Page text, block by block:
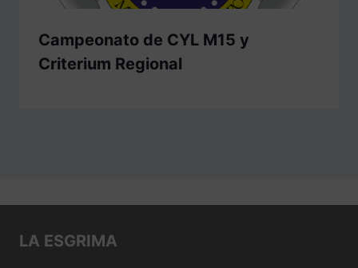
Campeonato de CYL M15 y
Criterium Regional
LA ESGRIMA